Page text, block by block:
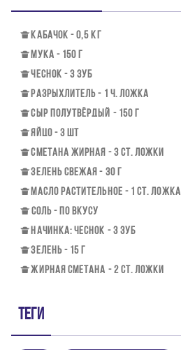
КАБАЧОК - 0,5 КГ
МУКА - 150 Г
ЧЕСНОК - 3 ЗУБ
РАЗРЫХЛИТЕЛЬ - 1 Ч. ЛОЖКА
СЫР ПОЛУТВЁРДЫЙ - 150 Г
ЯЙЦО - 3 ШТ
СМЕТАНА ЖИРНАЯ - 3 СТ. ЛОЖКИ
ЗЕЛЕНЬ СВЕЖАЯ - 30 Г
МАСЛО РАСТИТЕЛЬНОЕ - 1 СТ. ЛОЖКА
СОЛЬ - ПО ВКУСУ
НАЧИНКА: ЧЕСНОК - 3 ЗУБ
ЗЕЛЕНЬ - 15 Г
ЖИРНАЯ СМЕТАНА - 2 СТ. ЛОЖКИ
Теги